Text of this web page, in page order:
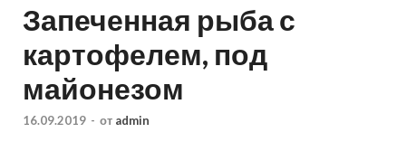
Запеченная рыба с
картофелем, под
майонезом
16.09.2019 - от admin